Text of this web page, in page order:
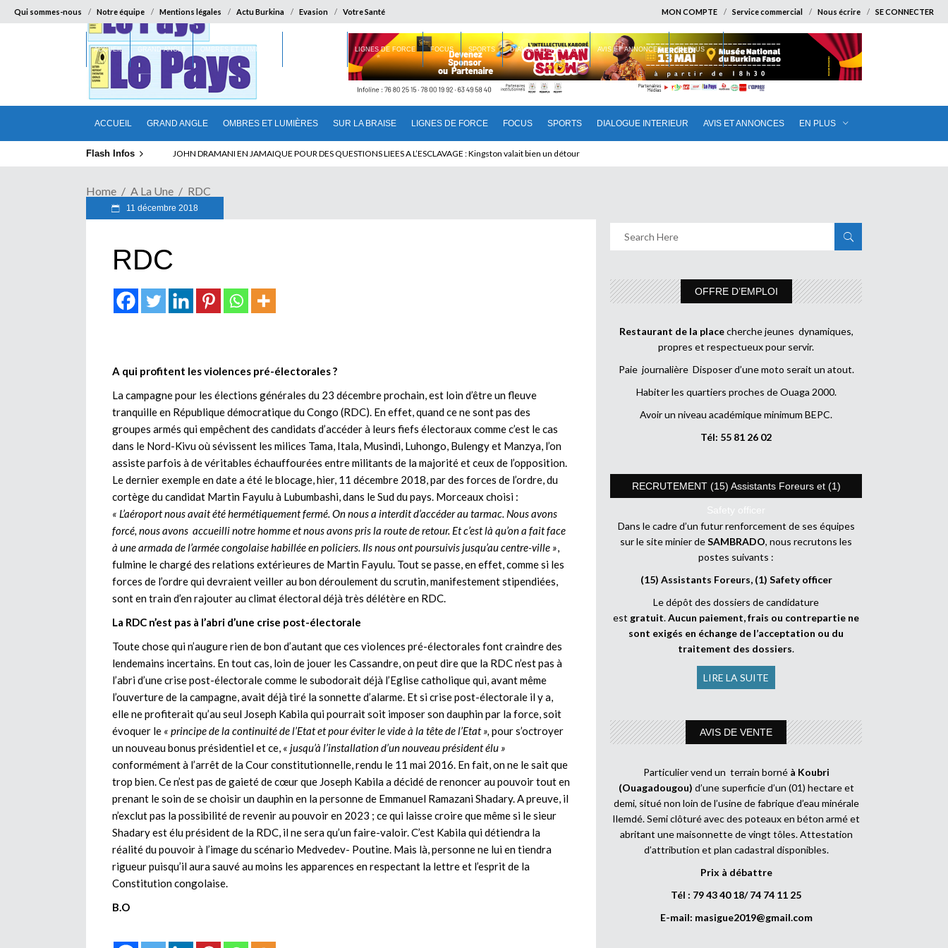
Qui sommes-nous Notre équipe Mentions légales Actu Burkina Evasion Votre Santé MON COMPTE Service commercial Nous écrire SE CONNECTER
ACCUEIL GRAND ANGLE OMBRES ET LUMIÈRES SUR LA BRAISE LIGNES DE FORCE FOCUS SPORTS DIALOGUE INTERIEUR AVIS ET ANNONCES EN PLUS
ACCUEIL GRAND ANGLE OMBRES ET LUMIÈRES LIGNES DE FORCE FOCUS SPORTS DIALOGUE INTERIEUR AVIS ET ANNONCES EN PLUS
Flash Infos ELECTION DE TALON A LA TETE DU SENAT BENINOIS : Quand Patrice quitte le pouvoir sans partir !
Home A La Une RDC
11 décembre 2018
RDC
A qui profitent les violences pré-électorales ?
La campagne pour les élections générales du 23 décembre prochain, est loin d’être un fleuve
tranquille en République démocratique du Congo (RDC). En effet, quand ce ne sont pas des
groupes armés qui empêchent des candidats d’accéder à leurs fiefs électoraux comme c’est le cas
dans le Nord-Kivu où sévissent les milices Tama, Itala, Musindi, Luhongo, Bulengy et Manzya, l’on
assiste parfois à de véritables échauffourées entre militants de la majorité et ceux de l’opposition.
Le dernier exemple en date a été le blocage, hier, 11 décembre 2018, par des forces de l’ordre, du
cortège du candidat Martin Fayulu à Lubumbashi, dans le Sud du pays. Morceaux choisi :
« L’aéroport nous avait été hermétiquement fermé. On nous a interdit d’accéder au tarmac. Nous avons
forcé, nous avons accueilli notre homme et nous avons pris la route de retour. Et c’est là qu’on a fait face
à une armada de l’armée congolaise habillée en policiers. Ils nous ont poursuivis jusqu’au centre-ville »,
fulmine le chargé des relations extérieures de Martin Fayulu. Tout se passe, en effet, comme si les
forces de l’ordre qui devraient veiller au bon déroulement du scrutin, manifestement stipendiées,
sont en train d’en rajouter au climat électoral déjà très délétère en RDC.
La RDC n’est pas à l’abri d’une crise post-électorale
Toute chose qui n’augure rien de bon d’autant que ces violences pré-électorales font craindre des
lendemains incertains. En tout cas, loin de jouer les Cassandre, on peut dire que la RDC n’est pas à
l’abri d’une crise post-électorale comme le subodorait déjà l’Eglise catholique qui, avant même
l’ouverture de la campagne, avait déjà tiré la sonnette d’alarme. Et si crise post-électorale il y a,
elle ne profiterait qu’au seul Joseph Kabila qui pourrait soit imposer son dauphin par la force, soit
évoquer le « principe de la continuité de l’Etat et pour éviter le vide à la tête de l’Etat », pour s’octroyer
un nouveau bonus présidentiel et ce, « jusqu’à l’installation d’un nouveau président élu »
conformément à l’arrêt de la Cour constitutionnelle, rendu le 11 mai 2016. En fait, on ne le sait que
trop bien. Ce n’est pas de gaieté de cœur que Joseph Kabila a décidé de renoncer au pouvoir tout en
prenant le soin de se choisir un dauphin en la personne de Emmanuel Ramazani Shadary. A preuve, il
n’exclut pas la possibilité de revenir au pouvoir en 2023 ; ce qui laisse croire que même si le sieur
Shadary est élu président de la RDC, il ne sera qu’un faire-valoir. C’est Kabila qui détiendra la
réalité du pouvoir à l’image du scénario Medvedev- Poutine. Mais là, personne ne lui en tiendra
rigueur puisqu’il aura sauvé au moins les apparences en respectant la lettre et l’esprit de la
Constitution congolaise.
B.O
OFFRE D’EMPLOI
Restaurant de la placecherche jeunes dynamiques,
propres et respectueux pour servir.
Paie journalière Disposer d’une moto serait un atout.
Habiter les quartiers proches de Ouaga 2000.
Avoir un niveau académique minimum BEPC.
Tél: 55 81 26 02
RECRUTEMENT (15) Assistants Foreurs et (1)
Safety officer
Dans le cadre d’un futur renforcement de ses équipes
sur le site minier deSAMBRADO, nous recrutons les
postes suivants :
(15) Assistants Foreurs, (1) Safety officer
Le dépôt des dossiers de candidature
est gratuit.Aucun paiement, frais ou contrepartie ne
sont exigés en échange de l’acceptation ou du
traitement des dossiers.
LIRE LA SUITE
AVIS DE VENTE
Particulier vend un terrain borné à Koubri
(Ouagadougou) d’une superficie d’un (01) hectare et
demi, situé non loin de l’usine de fabrique d’eau minérale
Ilemdé. Semi clôturé avec des poteaux en béton armé et
abritant une maisonnette de vingt tôles. Attestation
d’attribution et plan cadastral disponibles.
Prix à débattre
Tél : 79 43 40 18/ 74 74 11 25
E-mail: masigue2019@gmail.com